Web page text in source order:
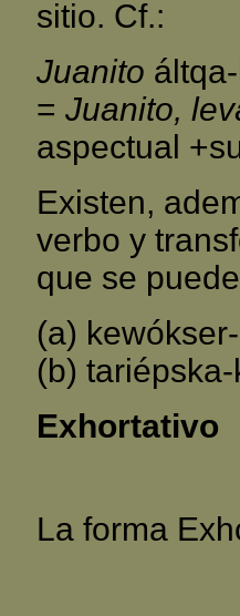
sitio. Cf.:
Juanito
= Juanito,
aspectual
Existen,
verbo y
que se
(a)
(b)
Exhortativo
La forma